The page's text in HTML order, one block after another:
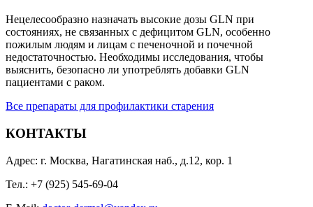
Нецелесообразно назначать высокие дозы GLN при
состояниях, не связанных с дефицитом GLN, особенно
пожилым людям и лицам с печеночной и почечной
недостаточностью. Необходимы исследования, чтобы
выяснить, безопасно ли употреблять добавки GLN
пациентами с раком.
Все препараты для профилактики старения
КОНТАКТЫ
Адрес: г. Москва, Нагатинская наб., д.12, кор. 1
Тел.: +7 (925) 545-69-04